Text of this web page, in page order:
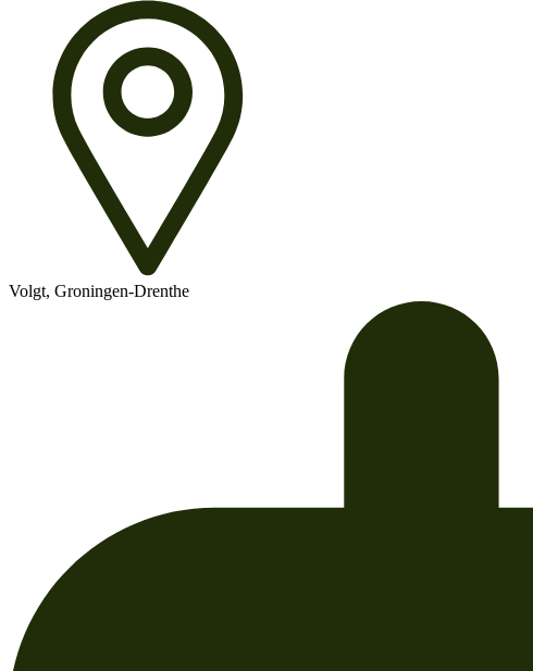
Volgt, Groningen-Drenthe